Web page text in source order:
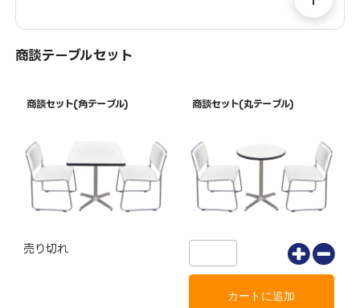
商談テーブルセット
商談セット(角テーブル)
売り切れ
商談セット(丸テーブル)